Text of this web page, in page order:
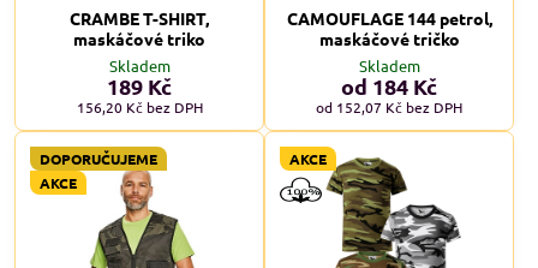
CRAMBE T-SHIRT,
maskáčové triko
Skladem
189 Kč
156,20 Kč bez DPH
CAMOUFLAGE 144 petrol,
maskáčové tričko
Skladem
od 184 Kč
od 152,07 Kč bez DPH
DOPORUČUJEME
AKCE
AKCE